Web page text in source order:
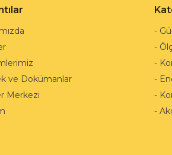
ve Dokümanlar
Merkezi
-
-
-
-
-
-